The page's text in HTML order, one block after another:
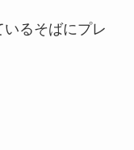
るそばにプレ